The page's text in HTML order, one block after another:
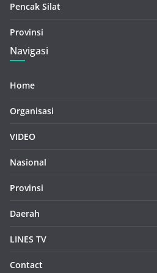
Pencak Silat
Provinsi
Navigasi
Home
Organisasi
VIDEO
Nasional
Provinsi
Daerah
LINES TV
Contact